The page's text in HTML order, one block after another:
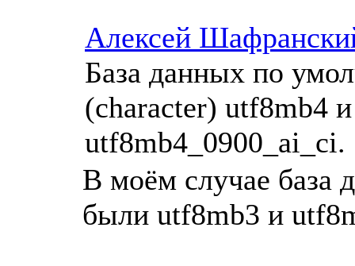
Алексей
База данных по
(character) utf8mb4
utf8mb4_0900_ai_ci.
В моём случае база
были utf8mb3 и